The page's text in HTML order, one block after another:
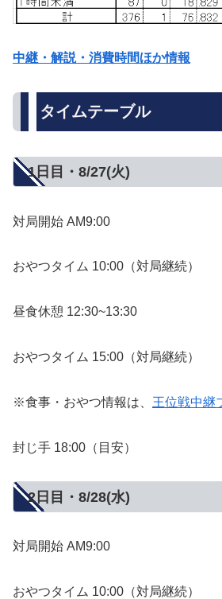
中継・解説・消費時間ほか情報
タイムテーブル
1日目・8/27(火)
対局開始 AM9:00
おやつタイム 10:00（対局継続）
昼食休憩 12:30~13:30
おやつタイム 15:00（対局継続）
※食事・おやつ情報は、 王位戦中継
封じ手 18:00（目安）
2日目・8/28(水)
対局開始 AM9:00
おやつタイム 10:00（対局継続）